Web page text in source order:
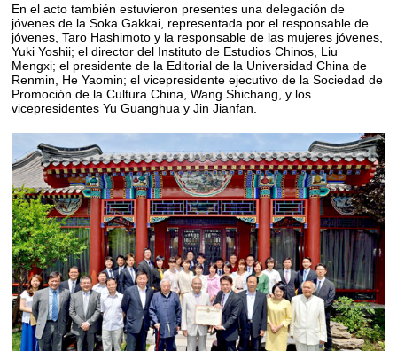
En el acto también estuvieron presentes una delegación de
jóvenes de la Soka Gakkai, representada por el responsable de
jóvenes, Taro Hashimoto y la responsable de las mujeres jóvenes,
Yuki Yoshii; el director del Instituto de Estudios Chinos, Liu
Mengxi; el presidente de la Editorial de la Universidad China de
Renmin, He Yaomin; el vicepresidente ejecutivo de la Sociedad de
Promoción de la Cultura China, Wang Shichang, y los
vicepresidentes Yu Guanghua y Jin Jianfan.